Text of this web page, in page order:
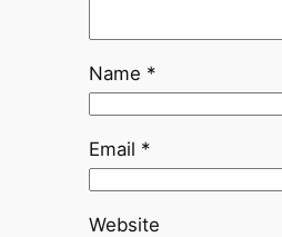
Name *
Email *
Website